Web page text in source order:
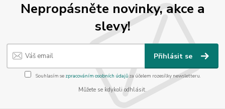
Nepropásněte novinky, akce a
slevy!
Přihlásit se
Souhlasím se zpracováním osobních údajůza účelem rozesílky newsletteru.
Můžete se kdykoli odhlásit.